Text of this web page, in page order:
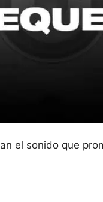
el sonido que